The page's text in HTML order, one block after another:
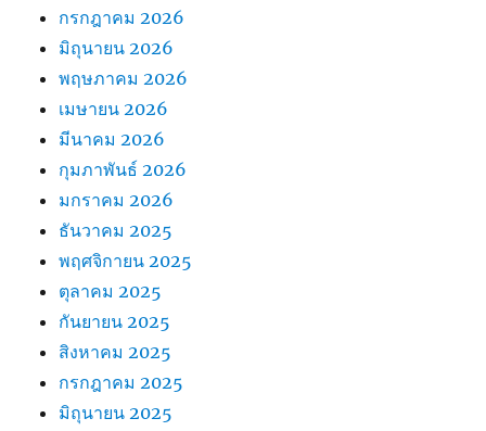
กรกฎาคม 2026
มิถุนายน 2026
พฤษภาคม 2026
เมษายน 2026
มีนาคม 2026
กุมภาพันธ์ 2026
มกราคม 2026
ธันวาคม 2025
พฤศจิกายน 2025
ตุลาคม 2025
กันยายน 2025
สิงหาคม 2025
กรกฎาคม 2025
มิถุนายน 2025